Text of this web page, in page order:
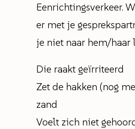
Eenrichtingsverkeer.
er met je
je niet naar hem/haar
Die raakt geïrriteerd
Zet de hakken (nog
zand
Voelt zich niet